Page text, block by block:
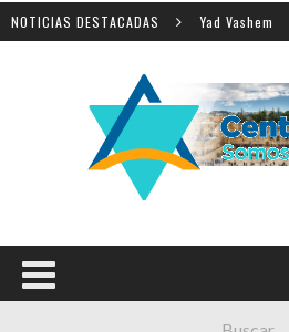
NOTICIAS DESTACADAS
de la Shoá en Yad Vashem